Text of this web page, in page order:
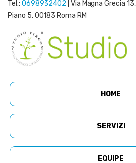
Tel.: 0698932402 | Via Magna Grecia 13,
Piano 5, 00183 Roma RM
HOME
SERVIZI
EQUIPE